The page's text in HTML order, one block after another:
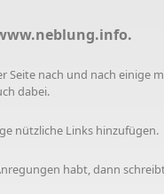
Seite nach und nach einige
dabei.
nützliche Links hinzufügen.
habt, dann